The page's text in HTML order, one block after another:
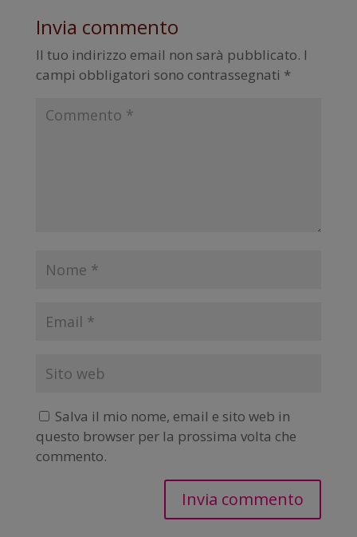
Invia commento
Il tuo indirizzo email non sarà pubblicato. I
campi obbligatori sono contrassegnati *
Salva il mio nome, email e sito web in
questo browser per la prossima volta che
commento.